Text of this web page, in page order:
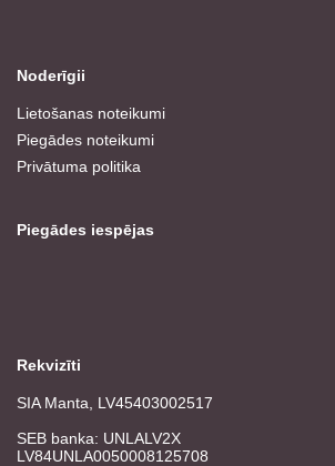
Noderīgii
Lietošanas noteikumi
Piegādes noteikumi
Privātuma politika
Piegādes iespējas
Rekvizīti
SIA Manta, LV45403002517
SEB banka: UNLALV2X
LV84UNLA0050008125708